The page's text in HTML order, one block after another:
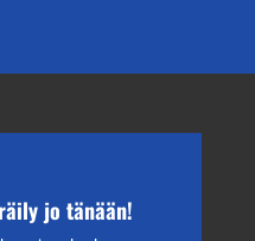
jo tänään!